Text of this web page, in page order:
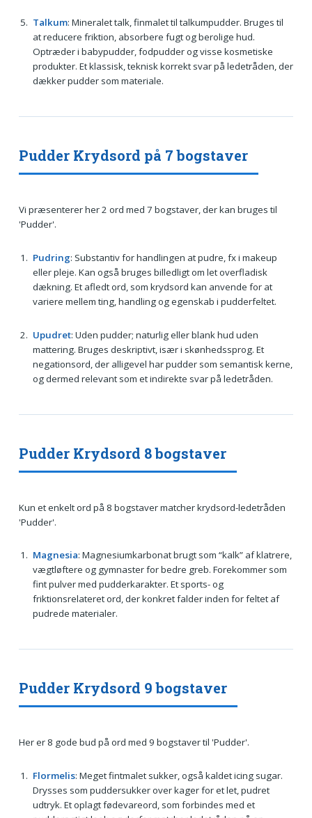
Talkum: Mineralet talk, finmalet til talkumpudder. Bruges til
at reducere friktion, absorbere fugt og berolige hud.
Optræder i babypudder, fodpudder og visse kosmetiske
produkter. Et klassisk, teknisk korrekt svar på ledetråden, der
dækker pudder som materiale.
Pudder Krydsord på 7 bogstaver
Vi præsenterer her 2 ord med 7 bogstaver, der kan bruges til
'Pudder'.
Pudring: Substantiv for handlingen at pudre, fx i makeup
eller pleje. Kan også bruges billedligt om let overfladisk
dækning. Et afledt ord, som krydsord kan anvende for at
variere mellem ting, handling og egenskab i pudderfeltet.
Upudret: Uden pudder; naturlig eller blank hud uden
mattering. Bruges deskriptivt, især i skønhedssprog. Et
negationsord, der alligevel har pudder som semantisk kerne,
og dermed relevant som et indirekte svar på ledetråden.
Pudder Krydsord 8 bogstaver
Kun et enkelt ord på 8 bogstaver matcher krydsord-ledetråden
'Pudder'.
Magnesia: Magnesiumkarbonat brugt som “kalk” af klatrere,
vægtløftere og gymnaster for bedre greb. Forekommer som
fint pulver med pudderkarakter. Et sports- og
friktionsrelateret ord, der konkret falder inden for feltet af
pudrede materialer.
Pudder Krydsord 9 bogstaver
Her er 8 gode bud på ord med 9 bogstaver til 'Pudder'.
Flormelis: Meget fintmalet sukker, også kaldet icing sugar.
Drysses som puddersukker over kager for et let, pudret
udtryk. Et oplagt fødevareord, som forbindes med et